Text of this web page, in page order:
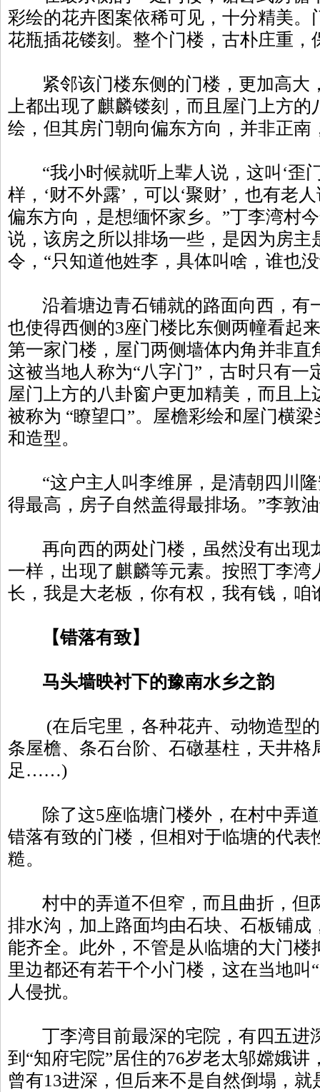
彩绘的花卉图案依稀可见，十分精美。
花瓶插花镂刻。整个门楼，古朴庄重，
紧邻该门楼东侧的门楼，更加高大
上都出现了麒麟镂刻，而且屋门上方
绘，但其房门朝向偏东方向，并非正南
“我小时候就听上辈人说，这叫‘歪
样，‘财不外露’，可以‘聚财’，也有老
偏东方向，是想缅怀家乡。”丁李湾村
说，该房之所以排场一些，是因为房主
令，“只知道他姓李，具体叫啥，谁也
沿着塘边青石铺就的路面向西，有
也使得西侧的3座门楼比东侧两幢看起
第一家门楼，屋门两侧墙体内角并非直
这被当地人称为“八字门”，古时只有一
屋门上方的八卦窗户更加精美，而且
被称为 “瞭望口”。屋檐彩绘和屋门横
和造型。
“这户主人叫李维屏，是清朝四川隆
得最高，房子自然盖得最排场。”李敦
再向西的两处门楼，虽然没有出现
一样，出现了麒麟等元素。按照丁李湾
长，我是大老板，你有权，我有钱，咱
【错落有致】
马头墙映衬下的豫南水乡之韵
(在后宅里，各种花卉、动物造型的
条屋檐、条石台阶、石礅基柱，天井格
足……)
除了这5座临塘门楼外，在村中弄道
错落有致的门楼，但相对于临塘的代表
糙。
村中的弄道不但窄，而且曲折，但
排水沟，加上路面均由石块、石板铺成
能齐全。此外，不管是从临塘的大门楼
里边都还有若干个小门楼，这在当地叫
人侵扰。
丁李湾目前最深的宅院，有四五进
到“知府宅院”居住的76岁老太邬嫦娥
曾有13进深，但后来不是自然倒塌，